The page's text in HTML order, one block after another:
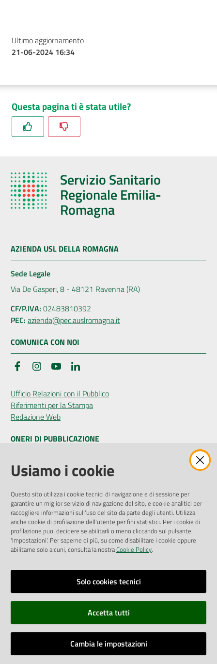
Ultimo aggiornamento
21-06-2024 16:34
Questa pagina ti è stata utile?
Servizio Sanitario
Regionale Emilia-
Romagna
AZIENDA USL DELLA ROMAGNA
Sede Legale
Via De Gasperi, 8 - 48121 Ravenna (RA)
CF/P.IVA: 02483810392
PEC: azienda@pec.auslromagna.it
COMUNICA CON NOI
FacebookInstagramYouTube
Ufficio Relazioni con il Pubblico
Riferimenti per la Stampa
Redazione Web
ONERI DI PUBBLICAZIONE
Amministrazione Trasparente
Pubblicità legale
Privacy Policy
Attuazione Misure PNRR
Liste di Attesa
ENTI, IMPRESE E PARTNER
Fatturazione Elettronica
Richiesta Patrocinio
Dichiarazione di Accessibilità
Dati di Monitoraggio
Usiamo i cookie
Questo sito utilizza i cookie tecnici di navigazione e di sessione per
garantire un miglior servizio di navigazione del sito, e cookie analitici per
raccogliere informazioni sull'uso del sito da parte degli utenti. Utilizza
anche cookie di profilazione dell'utente per fini statistici. Per i cookie di
profilazione puoi decidere se abilitarli o meno cliccando sul pulsante
'Impostazioni'. Per saperne di più, su come disabilitare i cookie oppure
abilitarne solo alcuni, consulta la nostraCookie Policy.
Solo cookies tecnici
Accetta tutti
Cambia le impostazioni